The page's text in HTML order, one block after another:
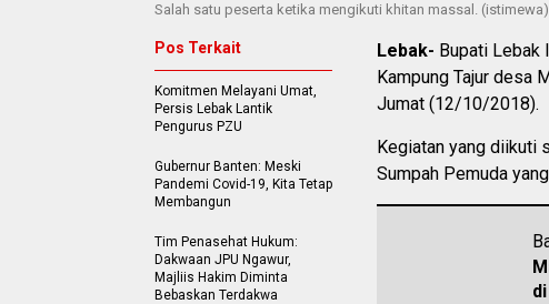
Salah satu peserta ketika mengikuti khitan massal. (istimewa)
Lebak- Bupati Lebak
Kampung Tajur desa
Jumat (12/10/2018).
Kegiatan yang diikuti
Sumpah Pemuda
Pos Terkait
Komitmen Melayani Umat,
Persis Lebak Lantik
Pengurus PZU
Gubernur Banten: Meski
Pandemi Covid-19, Kita Tetap
Membangun
Tim Penasehat Hukum:
Dakwaan JPU Ngawur,
Majliis Hakim Diminta
Bebaskan Terdakwa